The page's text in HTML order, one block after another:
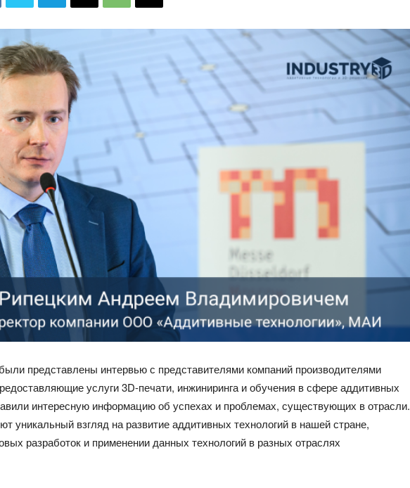
представлены интервью с представителями компаний производителями
услуги 3D-печати, инжиниринга и обучения в сфере аддитивных
интересную информацию об успехах и проблемах, существующих в отрасли.
уникальный взгляд на развитие аддитивных технологий в нашей стране,
разработок и применении данных технологий в разных отраслях